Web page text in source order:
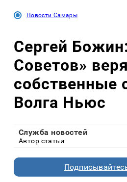
Новости Самары
Сергей
Советов»
собственные
Волга Ньюс
Служба новостей
Автор статьи